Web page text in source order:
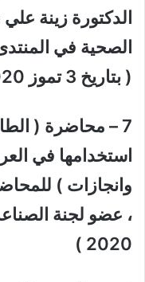
الدكتورة زينة
الصحية في
( بتاريخ 3 تموز 2020 ) .
7 – محاضرة (
استخدامها في
وانجازات )
2020 )